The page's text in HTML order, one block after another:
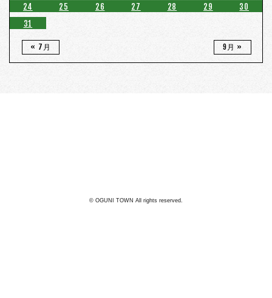
24
25 26 27 28 29
30
31
« 7月 9月 »
© OGUNI TOWN All rights reserved.